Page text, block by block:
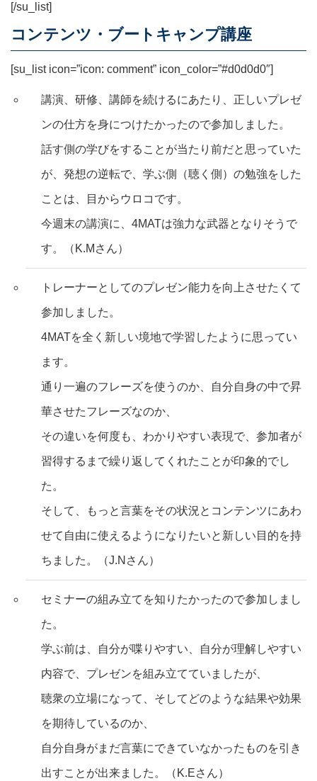
[/su_list]
コンテンツ・ブートキャンプ講座
[su_list icon=”icon: comment” icon_color=”#d0d0d0″]
講演、研修、講師を続けるにあたり、正しいプレゼ
ンの仕方を身につけたかったので参加しました。
話す側の学びをすることが当たり前だと思っていた
が、発想の逆転で、学ぶ側（聴く側）の勉強をした
ことは、目からウロコです。
今週末の講演に、4MATは強力な武器となりそうで
す。（K.Mさん）
トレーナーとしてのプレゼン能力を向上させたくて
参加しました。
4MATを全く新しい境地で学習したように思ってい
ます。
通り一遍のフレーズを使うのか、自分自身の中で昇
華させたフレーズなのか、
その違いを何度も、わかりやすい表現で、参加者が
習得するまで繰り返してくれたことが印象的でし
た。
そして、もっと言葉をその状況とコンテンツにあわ
せて自由に使えるようになりたいと新しい目的を持
ちました。（J.Nさん）
セミナーの組み立てを知りたかったので参加しまし
た。
学ぶ前は、自分が喋りやすい、自分が理解しやすい
内容で、プレゼンを組み立てていましたが、
聴衆の立場になって、そしてどのような結果や効果
を期待しているのか、
自分自身がまだ言葉にできていなかったものを引き
出すことが出来ました。（K.Eさん）